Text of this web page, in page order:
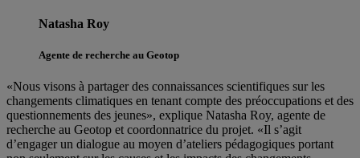
Natasha Roy
Agente de recherche au Geotop
«Nous visons à partager des connaissances scientifiques sur les
changements climatiques en tenant compte des préoccupations et des
questionnements des jeunes», explique Natasha Roy, agente de
recherche au Geotop et coordonnatrice du projet. «Il s’agit
d’engager un dialogue au moyen d’ateliers pédagogiques portant